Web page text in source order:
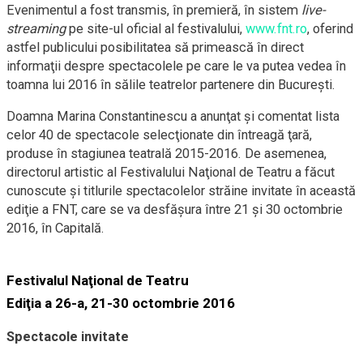
Evenimentul a fost transmis, în premieră, în sistem live-
streamingpe site-ul oficial al festivalului, www.fnt.ro, oferind
astfel publicului posibilitatea să primească în direct
informaţii despre spectacolele pe care le va putea vedea în
toamna lui 2016 în sălile teatrelor partenere din Bucureşti.
Doamna Marina Constantinescu a anunţat şi comentat lista
celor 40 de spectacole selecţionate din întreagă ţară,
produse în stagiunea teatrală 2015-2016. De asemenea,
directorul artistic al Festivalului Naţional de Teatru a făcut
cunoscute şi titlurile spectacolelor străine invitate în această
ediţie a FNT, care se va desfăşura între 21 şi 30 octombrie
2016, în Capitală.
Festivalul Naţional de Teatru
Ediţia a 26-a, 21-30 octombrie 2016
Spectacole invitate